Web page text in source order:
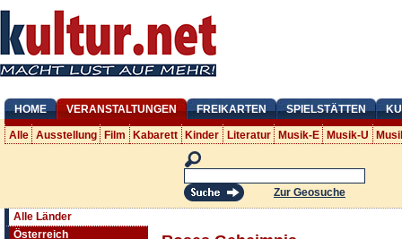
HOME VERANSTALTUNGEN FREIKARTEN SPIELSTÄTTEN
Alle Ausstellung Film Kabarett Kinder Literatur Musik-E Musik-U
Zur Geosuche
Alle Länder
Österreich